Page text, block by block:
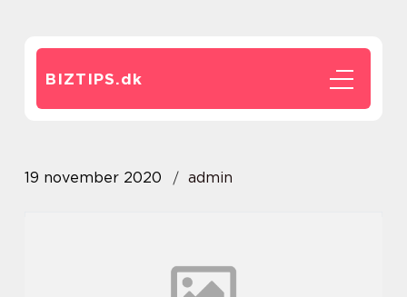
BIZTIPS.dk
19 november 2020 admin